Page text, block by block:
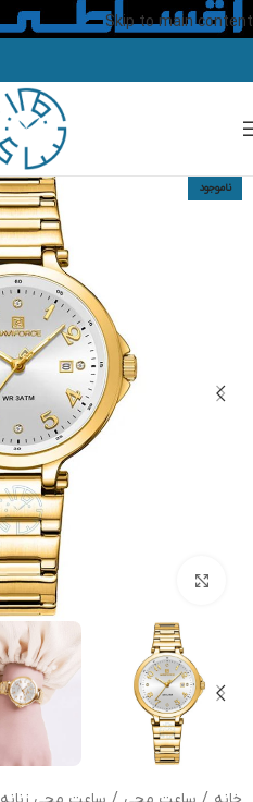
Skip to main content
ناموجود